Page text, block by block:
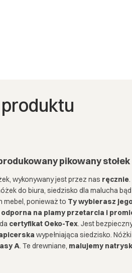
pikowany stołek
wykonywany jest przez nas ręcznie
do biura, siedzisko dla malucha
mebel, ponieważ to Ty wybierasz
odporna na plamy przetarcia i
certyfikat Oeko-Tex. Jest
wypełniająca siedzisko.
A. Te drewniane, malujemy